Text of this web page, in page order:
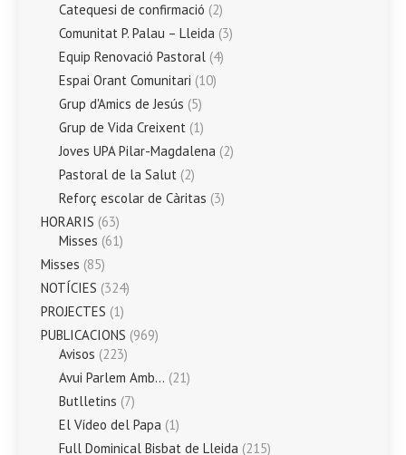
Catequesi de confirmació (2)
Comunitat P. Palau – Lleida (3)
Equip Renovació Pastoral (4)
Espai Orant Comunitari (10)
Grup d'Amics de Jesús (5)
Grup de Vida Creixent (1)
Joves UPA Pilar-Magdalena (2)
Pastoral de la Salut (2)
Reforç escolar de Càritas (3)
HORARIS (63)
Misses (61)
Misses (85)
NOTÍCIES (324)
PROJECTES (1)
PUBLICACIONS (969)
Avisos (223)
Avui Parlem Amb… (21)
Butlletins (7)
El Vídeo del Papa (1)
Full Dominical Bisbat de Lleida (215)